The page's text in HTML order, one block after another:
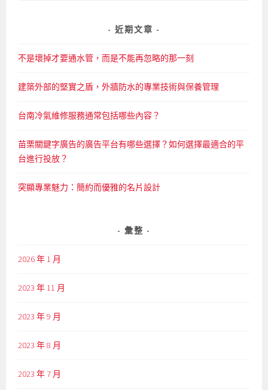
近期文章
不是壞掉才要通水管，而是不能再忽略的那一刻
建築外部的堅實之盾，外牆防水的專業技術與保養管理
台南冷氣維修服務通常包括哪些內容？
苗栗關鍵字廣告的廣告平台有哪些選擇？如何選擇最適合的平
台進行投放？
突顯專業魅力：簡約而優雅的名片設計
彙整
2026 年 1 月
2023 年 11 月
2023 年 9 月
2023 年 8 月
2023 年 7 月